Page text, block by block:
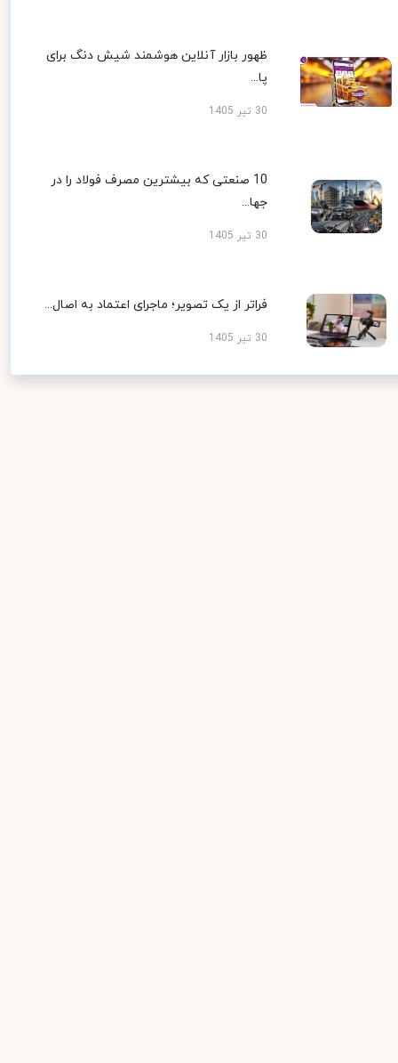
ظهور بازار آنلاین هوشمند شیش دنگ برای
پا...
30 تیر 1405
10 صنعتی که بیشترین مصرف فولاد را در
جها...
30 تیر 1405
فراتر از یک تصویر؛ ماجرای اعتماد به اصال...
30 تیر 1405